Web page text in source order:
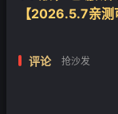
【2026.5.7亲测
评论 抢沙发